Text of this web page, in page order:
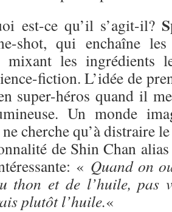
est-ce qu’il s’agit-il?
shot, qui enchaîne les
mixant les ingrédients
fiction. L’idée de
super-héros quand il
Un monde
cherche qu’à distraire
de Shin Chan
« Quand on
thon et de l’huile, pas
plutôt l’huile.«